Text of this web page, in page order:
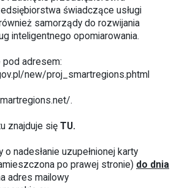
świadczące usługi
samorządy do rozwijania
inteligentnego opomiarowania.
pod adresem:
new/proj_smartregions.phtml
.
znajduje się TU.
nadesłanie uzupełnionej karty
po prawej stronie) do dnia
adres mailowy